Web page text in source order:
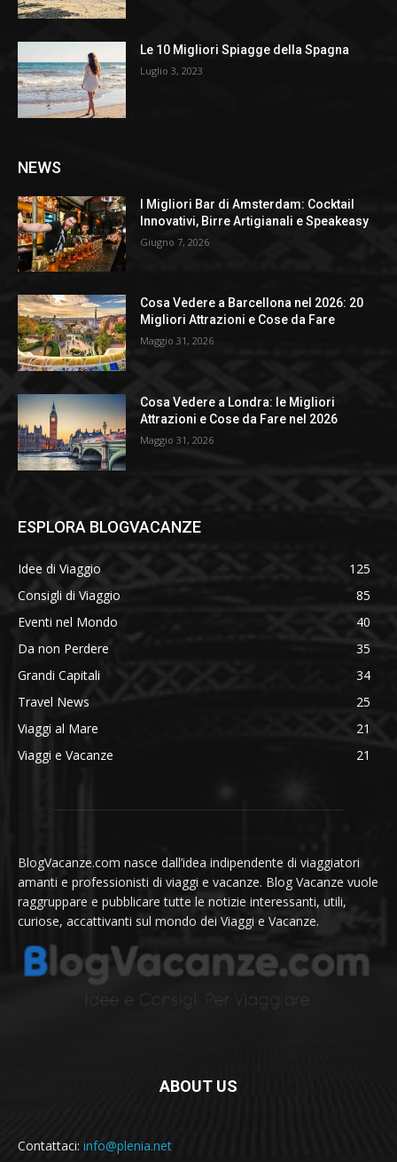
Le 10 Migliori Spiagge della Spagna
Luglio 3, 2023
NEWS
I Migliori Bar di Amsterdam: Cocktail
Innovativi, Birre Artigianali e Speakeasy
Giugno 7, 2026
Cosa Vedere a Barcellona nel 2026: 20
Migliori Attrazioni e Cose da Fare
Maggio 31, 2026
Cosa Vedere a Londra: le Migliori
Attrazioni e Cose da Fare nel 2026
Maggio 31, 2026
ESPLORA BLOGVACANZE
Idee di Viaggio
125
Consigli di Viaggio
85
Eventi nel Mondo
40
Da non Perdere
35
Grandi Capitali
34
Travel News
25
Viaggi al Mare
21
Viaggi e Vacanze
21
BlogVacanze.com nasce dall’idea indipendente di viaggiatori
amanti e professionisti di viaggi e vacanze. Blog Vacanze vuole
raggruppare e pubblicare tutte le notizie interessanti, utili,
curiose, accattivanti sul mondo dei Viaggi e Vacanze.
ABOUT US
Contattaci: info@plenia.net